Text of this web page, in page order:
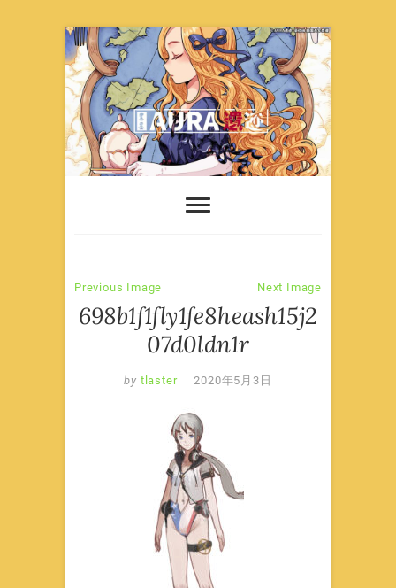
Skip
to
content
Previous Image Next Image
698b1f1fly1fe8heash15j2
07d0ldn1r
by tlaster 2020年5月3日